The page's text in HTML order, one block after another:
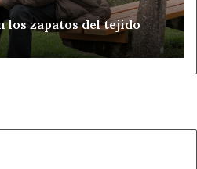
los zapatos del tejido